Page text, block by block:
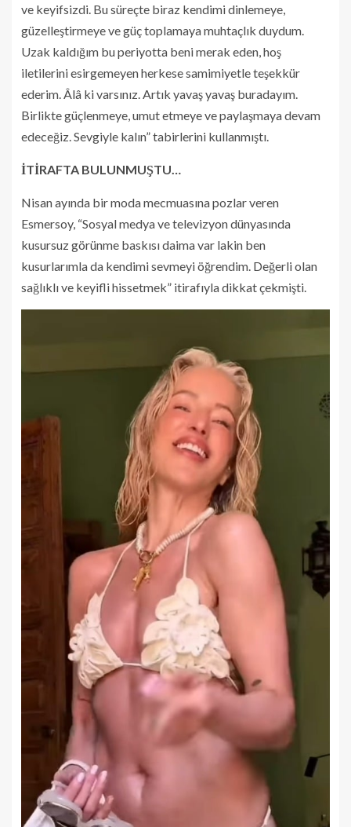
ve keyifsizdi. Bu süreçte biraz kendimi dinlemeye,
güzelleştirmeye ve güç toplamaya muhtaçlık duydum.
Uzak kaldığım bu periyotta beni merak eden, hoş
iletilerini esirgemeyen herkese samimiyetle teşekkür
ederim. Âlâ ki varsınız. Artık yavaş yavaş buradayım.
Birlikte güçlenmeye, umut etmeye ve paylaşmaya devam
edeceğiz. Sevgiyle kalın” tabirlerini kullanmıştı.
İTİRAFTA BULUNMUŞTU…
Nisan ayında bir moda mecmuasına pozlar veren
Esmersoy, “Sosyal medya ve televizyon dünyasında
kusursuz görünme baskısı daima var lakin ben
kusurlarımla da kendimi sevmeyi öğrendim. Değerli olan
sağlıklı ve keyifli hissetmek” itirafıyla dikkat çekmişti.